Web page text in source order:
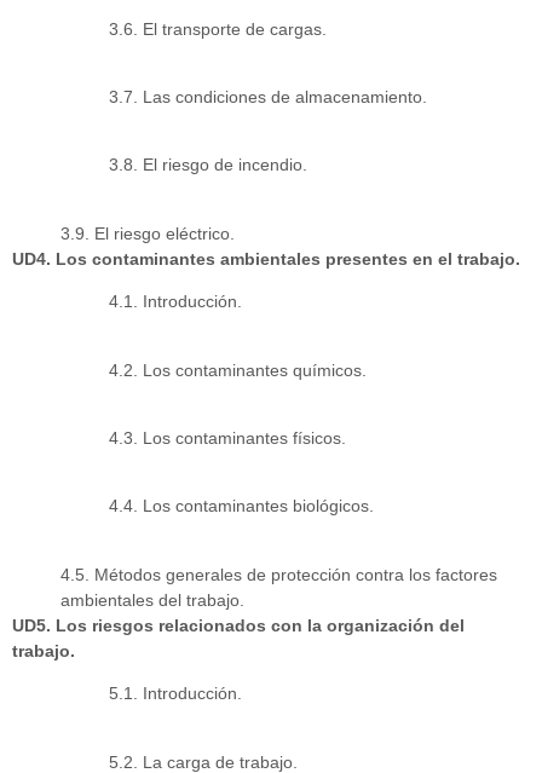
3.6. El transporte de cargas.
3.7. Las condiciones de almacenamiento.
3.8. El riesgo de incendio.
3.9. El riesgo eléctrico.
UD4. Los contaminantes ambientales presentes en el trabajo.
4.1. Introducción.
4.2. Los contaminantes químicos.
4.3. Los contaminantes físicos.
4.4. Los contaminantes biológicos.
4.5. Métodos generales de protección contra los factores
ambientales del trabajo.
UD5. Los riesgos relacionados con la organización del
trabajo.
5.1. Introducción.
5.2. La carga de trabajo.